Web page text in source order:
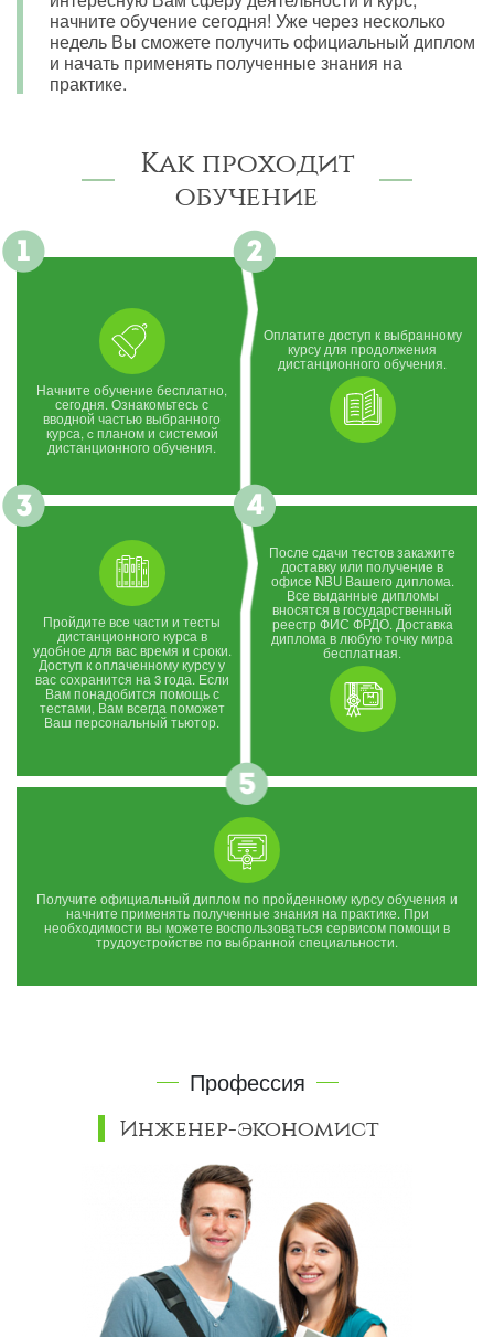
начните обучение сегодня! Уже через несколько
недель Вы сможете получить официальный диплом
и начать применять полученные знания на
практике.
Как проходит
обучение
Начните обучение бесплатно,
сегодня. Ознакомьтесь с
вводной частью выбранного
курса, c планом и системой
дистанционного обучения.
Оплатите доступ к выбранному
курсу для продолжения
дистанционного обучения.
Пройдите все части и тесты
дистанционного курса в
удобное для вас время и сроки.
Доступ к оплаченному курсу у
вас сохранится на 3 года. Если
Вам понадобится помощь с
тестами, Вам всегда поможет
Ваш персональный тьютор.
После сдачи тестов закажите
доставку или получение в
офисе NBU Вашего диплома.
Все выданные дипломы
вносятся в государственный
реестр ФИС ФРДО. Доставка
диплома в любую точку мира
бесплатная.
Получите официальный диплом по пройденному курсу обучения и
начните применять полученные знания на практике. При
необходимости вы можете воспользоваться сервисом помощи в
трудоустройстве по выбранной специальности.
Профессия
Инженер-экономист